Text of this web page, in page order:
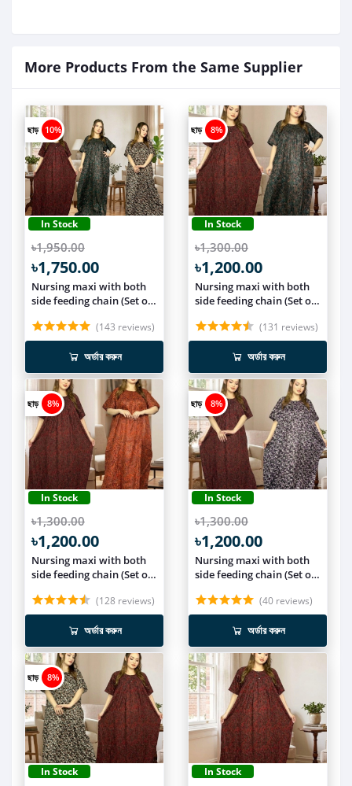
More Products From the Same Supplier
ছাড় 10%
In Stock
৳1,950.00
৳1,750.00
Nursing maxi with both
side feeding chain (Set of
(143 reviews)
অর্ডার করুন
ছাড় 8%
In Stock
৳1,300.00
৳1,200.00
Nursing maxi with both
side feeding chain (Set of
(131 reviews)
অর্ডার করুন
ছাড় 8%
In Stock
৳1,300.00
৳1,200.00
Nursing maxi with both
side feeding chain (Set of
(128 reviews)
অর্ডার করুন
ছাড় 8%
In Stock
৳1,300.00
৳1,200.00
Nursing maxi with both
side feeding chain (Set of
(40 reviews)
অর্ডার করুন
ছাড় 8%
In Stock In Stock